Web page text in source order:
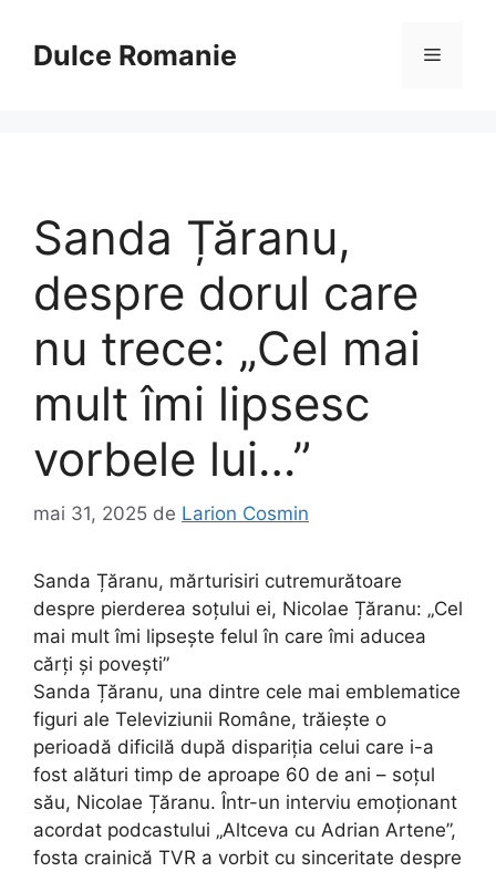
conținutDulce Romanie Meniu
Sanda Țăranu,
despre dorul care
nu trece: „Cel mai
mult îmi lipsesc
vorbele lui…”
mai 31, 2025 de Larion Cosmin
Sanda Țăranu, mărturisiri cutremurătoare
despre pierderea soțului ei, Nicolae Țăranu: „Cel
mai mult îmi lipsește felul în care îmi aducea
cărți și povești”
Sanda Țăranu, una dintre cele mai emblematice
figuri ale Televiziunii Române, trăiește o
perioadă dificilă după dispariția celui care i-a
fost alături timp de aproape 60 de ani – soțul
său, Nicolae Țăranu. Într-un interviu emoționant
acordat podcastului „Altceva cu Adrian Artene”,
fosta crainică TVR a vorbit cu sinceritate despre